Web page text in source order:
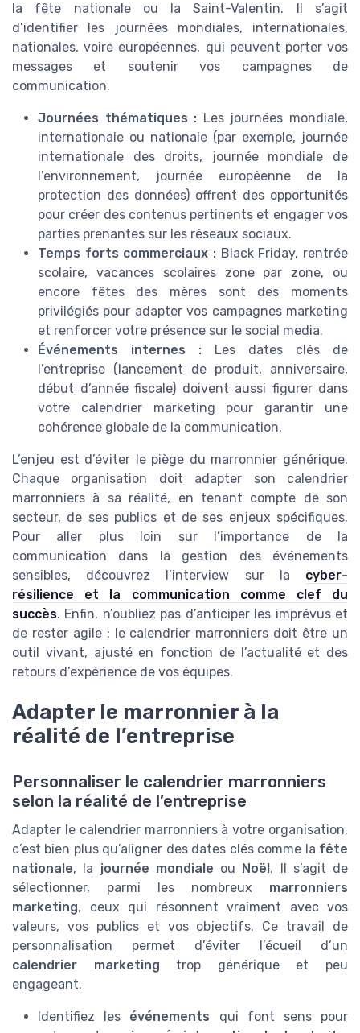
la fête nationale ou la Saint-Valentin. Il s’agit
d’identifier les journées mondiales, internationales,
nationales, voire européennes, qui peuvent porter vos
messages et soutenir vos campagnes de
communication.
Journées thématiques : Les journées mondiale,
internationale ou nationale (par exemple, journée
internationale des droits, journée mondiale de
l’environnement, journée européenne de la
protection des données) offrent des opportunités
pour créer des contenus pertinents et engager vos
parties prenantes sur les réseaux sociaux.
Temps forts commerciaux : Black Friday, rentrée
scolaire, vacances scolaires zone par zone, ou
encore fêtes des mères sont des moments
privilégiés pour adapter vos campagnes marketing
et renforcer votre présence sur le social media.
Événements internes : Les dates clés de
l’entreprise (lancement de produit, anniversaire,
début d’année fiscale) doivent aussi figurer dans
votre calendrier marketing pour garantir une
cohérence globale de la communication.
L’enjeu est d’éviter le piège du marronnier générique.
Chaque organisation doit adapter son calendrier
marronniers à sa réalité, en tenant compte de son
secteur, de ses publics et de ses enjeux spécifiques.
Pour aller plus loin sur l’importance de la
communication dans la gestion des événements
sensibles, découvrez l’interview sur la cyber-
résilience et la communication comme clef du
succès. Enfin, n’oubliez pas d’anticiper les imprévus et
de rester agile : le calendrier marronniers doit être un
outil vivant, ajusté en fonction de l’actualité et des
retours d’expérience de vos équipes.
Adapter le marronnier à la
réalité de l’entreprise
Personnaliser le calendrier marronniers
selon la réalité de l’entreprise
Adapter le calendrier marronniers à votre organisation,
c’est bien plus qu’aligner des dates clés comme la fête
nationale, la journée mondiale ou Noël. Il s’agit de
sélectionner, parmi les nombreux marronniers
marketing, ceux qui résonnent vraiment avec vos
valeurs, vos publics et vos objectifs. Ce travail de
personnalisation permet d’éviter l’écueil d’un
calendrier marketing trop générique et peu
engageant.
Identifiez les événements qui font sens pour